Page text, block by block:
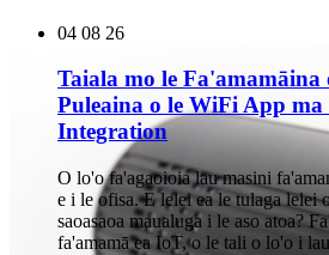
04 08 26
Taiala mo le Fa'amamāina
Puleaina o le WiFi App
Integration
O lo'o fa'agaoioia lau masini
e i le ofisa. E lelei ea le tulaga lelei
saoasaoa maualuga i le aso atoa?
fa'amamā ea IoT, o le tali o lo'o i